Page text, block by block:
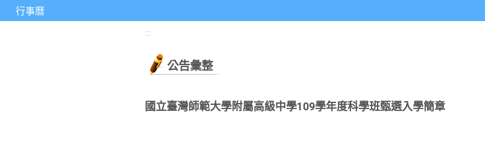
行事曆
:::
公告彙整
國立臺灣師範大學附屬高級中學109學年度科學班甄選入學簡章